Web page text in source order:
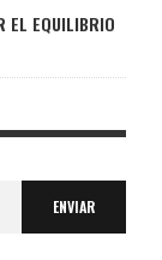
EL EQUILIBRIO